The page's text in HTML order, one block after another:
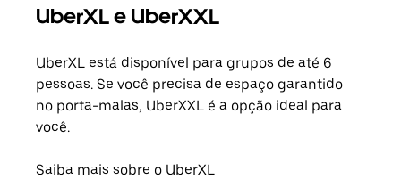
UberXL e UberXXL
UberXL está disponível para grupos de até 6
pessoas. Se você precisa de espaço garantido
no porta-malas, UberXXL é a opção ideal para
você.
Saiba mais sobre o UberXL